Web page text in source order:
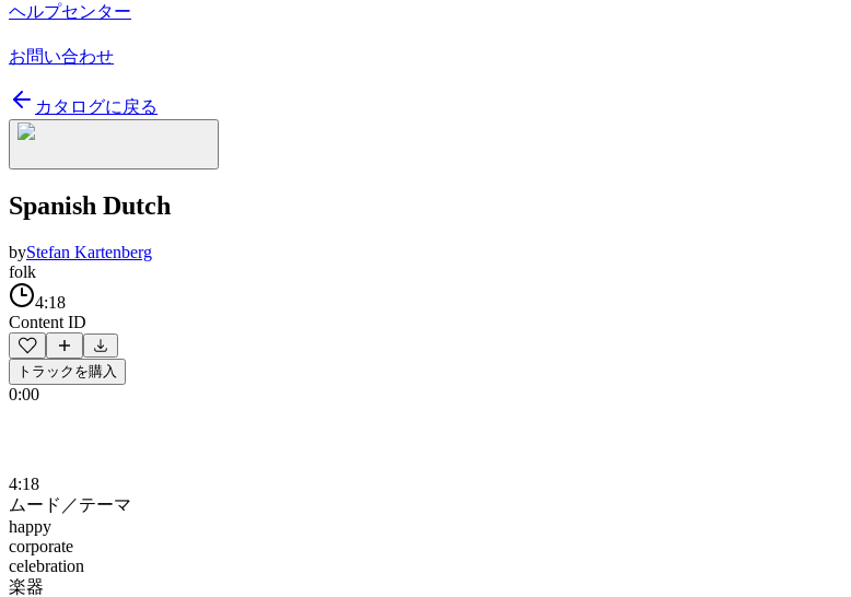
ヘルプセンター
お問い合わせ
カタログに戻る
Spanish Dutch
byStefan Kartenberg
folk
4:18
Content ID
トラックを購入
0:00
4:18
ムード／テーマ
happy
corporate
celebration
楽器